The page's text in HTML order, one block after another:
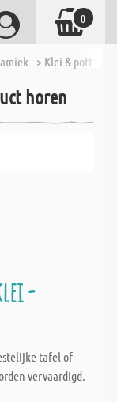
> Klei &
horen
-
tafel of
vervaardigd.
0